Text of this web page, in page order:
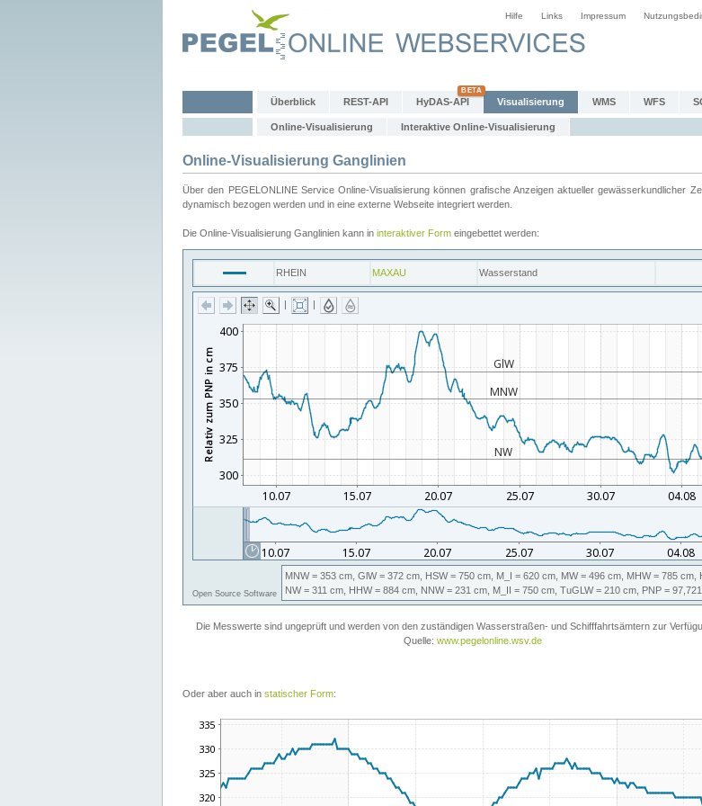
Hilfe Links Impressum
Überblick REST-API HyDAS-API Visualisierung WMS WFS
Online-Visualisierung Interaktive Online-Visualisierung
Online-Visualisierung Ganglinien
Über den PEGELONLINE Service Online-Visualisierung können grafische Anzeigen aktueller gewässerkundlicher
dynamisch bezogen werden und in eine externe Webseite integriert werden.
Die Online-Visualisierung Ganglinien kann in interaktiver Form eingebettet werden:
Oder aber auch in statischer Form: